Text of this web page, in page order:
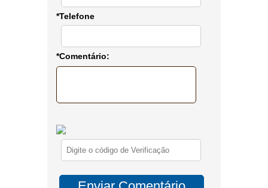
*Telefone
*Comentário: